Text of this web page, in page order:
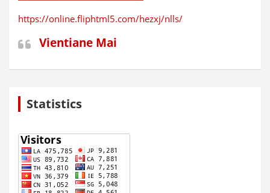
https://online.fliphtml5.com/hezxj/nlls/
Vientiane Mai
Statistics